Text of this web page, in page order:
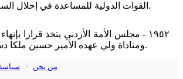
القوات الدولية للمساعدة في إحلال السلام في أفغانستان.
١٩٥٢ - مجلس الأمة الأردني يتخذ قرارا
ومناداة ولي عهده الأمير حسين ملكا دستوريا على الأردن.
من نحن •